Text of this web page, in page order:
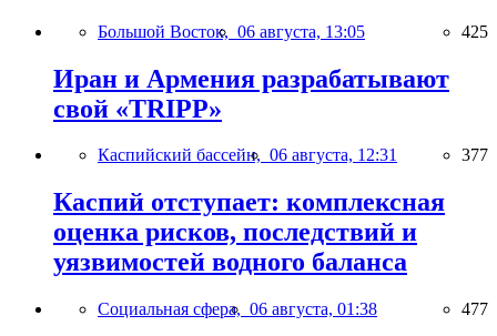
Большой Восток, 06 августа, 13:05 425
Иран и Армения разрабатывают
свой «TRIPP»
Каспийский бассейн, 06 августа, 12:31 377
Каспий отступает: комплексная
оценка рисков, последствий и
уязвимостей водного баланса
Социальная сфера, 06 августа, 01:38 477